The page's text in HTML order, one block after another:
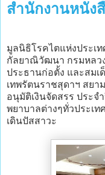
สำนักงานหนัง
มูลนิธิโรคไตแห่งประเท
กัลยาณิวัฒนา กรมหลว
ประธานก่อตั้ง และสมเ
เทพรัตนราชสุดาฯ สยา
อนุมัติเงินจัดสรร ประจ
พยาบาลต่างๆทั่วประเ
เดินปัสสาวะ